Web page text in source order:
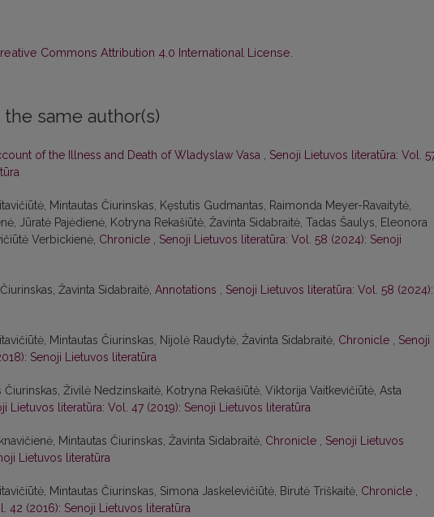
Commons Attribution 4.0 International License
same author(s)
of the Illness and Death of Wladyslaw Vasa , Senoji Lietuvos literatūra: Vol.
Mintautas Čiurinskas, Kęstutis Gudmantas, Raimonda Meyer-Ravaitytė,
Jūratė Pajėdienė, Kotryna Rekašiūtė, Žavinta Sidabraitė, Tadas Šaulys, Eleonora
Verbickienė, Chronicle , Senoji Lietuvos literatūra: Vol. 58 (2024): Senoji
Žavinta Sidabraitė, Annotations , Senoji Lietuvos literatūra: Vol. 58 (2024):
Mintautas Čiurinskas, Nijolė Raudytė, Žavinta Sidabraitė, Chronicle , Senoji
Senoji Lietuvos literatūra
Živilė Nedzinskaitė, Kotryna Rekašiūtė, Viktorija Vaitkevičiūtė, Asta
Lietuvos literatūra: Vol. 47 (2019): Senoji Lietuvos literatūra
Mintautas Čiurinskas, Žavinta Sidabraitė, Chronicle , Senoji Lietuvos
Lietuvos literatūra
Mintautas Čiurinskas, Simona Jaskelevičiūtė, Birutė Triškaitė, Chronicle ,
42 (2016): Senoji Lietuvos literatūra